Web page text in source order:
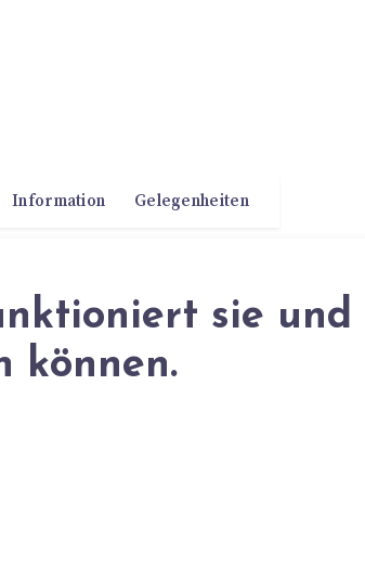
Information Gelegenheiten
sie und
können.